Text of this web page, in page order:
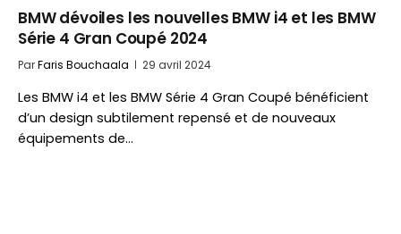
BMW dévoiles les nouvelles BMW i4 et les BMW
Série 4 Gran Coupé 2024
ParFaris Bouchaala 29 avril 2024
Les BMW i4 et les BMW Série 4 Gran Coupé bénéficient
d’un design subtilement repensé et de nouveaux
équipements de…